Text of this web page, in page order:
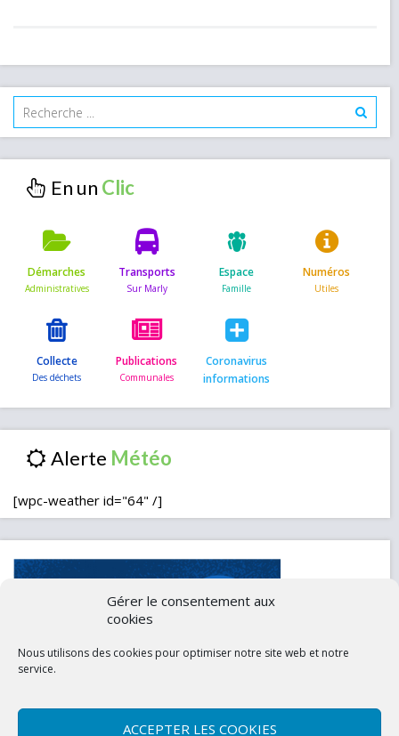
Gérer le consentement aux
cookies
Nous utilisons des cookies pour optimiser notre site web et notre
service.
ACCEPTER LES COOKIES
En un
Démarches Transports Espace Numéros
Collecte Publications
Coronavirus
informations
Alerte
[wpc-weather id="64" /]